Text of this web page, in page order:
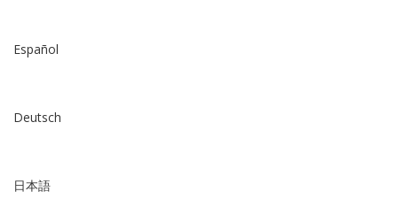
Español
Deutsch
日本語